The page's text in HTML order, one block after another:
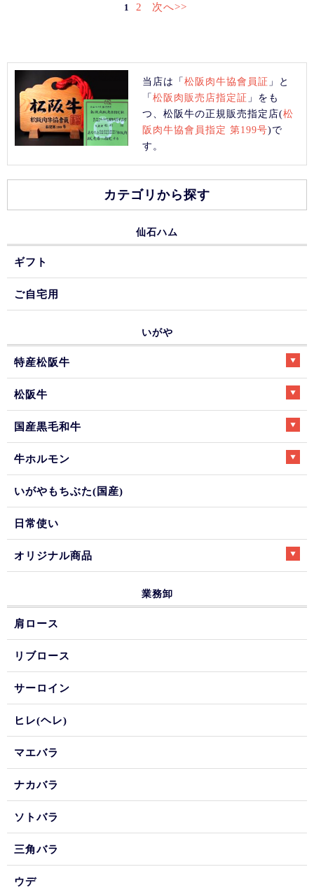
1 2 次へ>>
当店は「松阪肉牛協會員証 」と
「松阪肉販売店指定証 」をも
つ、松阪牛の正規販売指定店(松
阪肉牛協會員指定 第199号)で
す。
カテゴリから探す
仙石ハム
ギフト
ご自宅用
いがや
特産松阪牛
松阪牛
国産黒毛和牛
牛ホルモン
いがやもちぶた(国産)
日常使い
オリジナル商品
業務卸
肩ロース
リブロース
サーロイン
ヒレ(ヘレ)
マエバラ
ナカバラ
ソトバラ
三角バラ
ウデ